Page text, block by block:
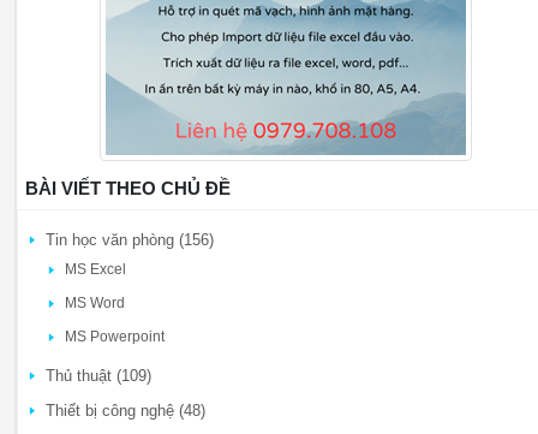
BÀI VIẾT THEO CHỦ ĐỀ
Tin học văn phòng (156)
MS Excel
MS Word
MS Powerpoint
Thủ thuật (109)
Thiết bị công nghệ (48)